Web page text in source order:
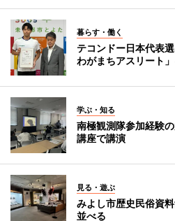
暮らす・働く
テコンドー日本代表
わがまちアスリート
学ぶ・知る
南極観測隊参加経験
講座で講演
見る・遊ぶ
みよし市歴史民俗資
並べる